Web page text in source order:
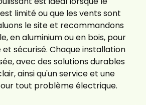
limité ou que les vents sont
le site et recommandons
en aluminium ou en bois, pour
sécurisé. Chaque installation
avec des solutions durables
ainsi qu'un service et une
tout problème électrique.